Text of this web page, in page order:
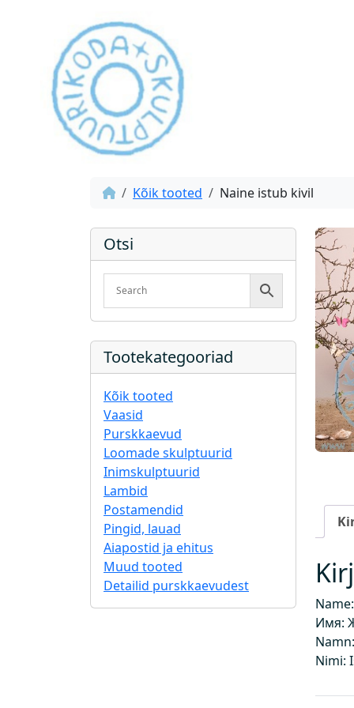
Kõik tooted Naine istub kivil
Otsi
Tootekategooriad
Kõik tooted
Vaasid
Purskkaevud
Loomade skulptuurid
Inimskulptuurid
Lambid
Postamendid
Pingid, lauad
Aiapostid ja ehitus
Muud tooted
Detailid purskkaevudest
Имя:
Nimi: